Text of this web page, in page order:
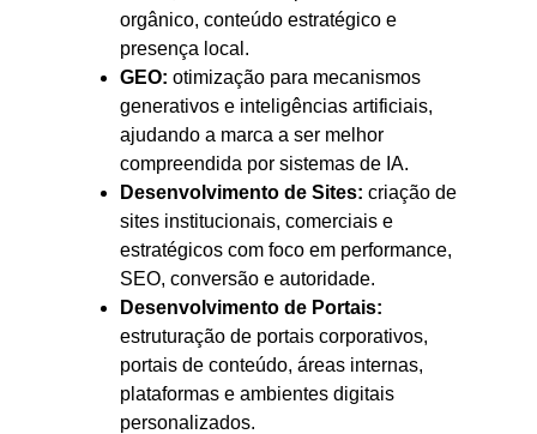
orgânico, conteúdo estratégico e
presença local.
GEO: otimização para mecanismos
generativos e inteligências artificiais,
ajudando a marca a ser melhor
compreendida por sistemas de IA.
Desenvolvimento de Sites: criação de
sites institucionais, comerciais e
estratégicos com foco em performance,
SEO, conversão e autoridade.
Desenvolvimento de Portais:
estruturação de portais corporativos,
portais de conteúdo, áreas internas,
plataformas e ambientes digitais
personalizados.